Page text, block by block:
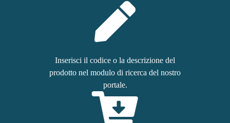
Inserisci il codice o la descrizione del
prodotto nel modulo di ricerca del nostro
portale.